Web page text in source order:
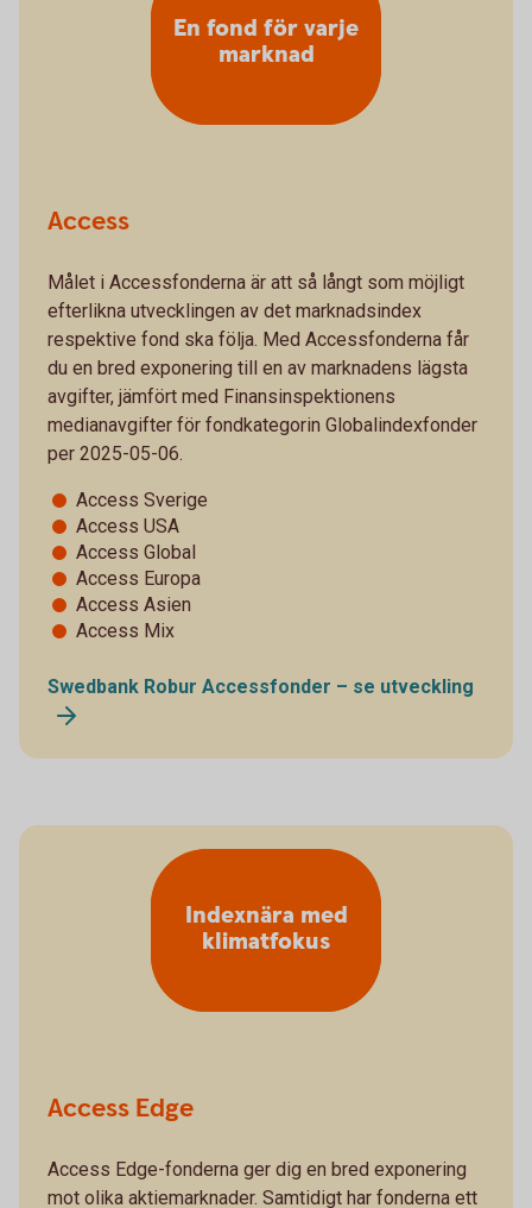
Access
Målet i Accessfonderna är att så långt som möjligt
efterlikna utvecklingen av det marknadsindex
respektive fond ska följa. Med Accessfonderna får
du en bred exponering till en av marknadens lägsta
avgifter, jämfört med Finansinspektionens
medianavgifter för fondkategorin Globalindexfonder
per 2025-05-06.
Access Sverige
Access USA
Access Global
Access Europa
Access Asien
Access Mix
Swedbank Robur Accessfonder – se utveckling
En fond för varje
marknad
Access Edge
Access Edge-fonderna ger dig en bred exponering
mot olika aktiemarknader. Samtidigt har fonderna ett
Indexnära med
klimatfokus